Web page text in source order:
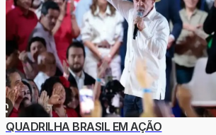
QUADRILHA BRASIL EM AÇÃO